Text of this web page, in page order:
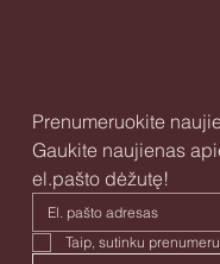
Prenumeruokite
Gaukite naujienas
el.pašto dėžutę!